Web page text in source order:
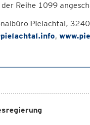
Reihe 1099
Pielachtal,
,